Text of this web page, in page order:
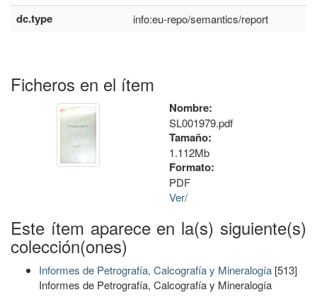
dc.type info:eu-repo/semantics/report
Ficheros en el ítem
Nombre:
SL001979.pdf
Tamaño:
1.112Mb
Formato:
PDF
Ver/
Este ítem aparece en la(s) siguiente(s)
colección(ones)
Informes de Petrografía, Calcografía y Mineralogía [513]
Informes de Petrografía, Calcografía y Mineralogía